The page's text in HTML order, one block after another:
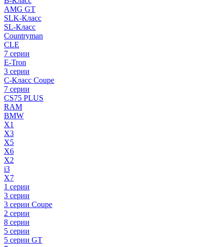
AMG GT
SLK-Класс
SL-Класс
Countryman
CLE
7 серии
E-Tron
3 серии
C-Класс Coupe
7 серии
CS75 PLUS
RAM
BMW
X1
X3
X5
X6
X2
i3
X7
1 серии
3 серии
3 серии Coupe
2 серии
8 серии
5 серии
5 серии GT